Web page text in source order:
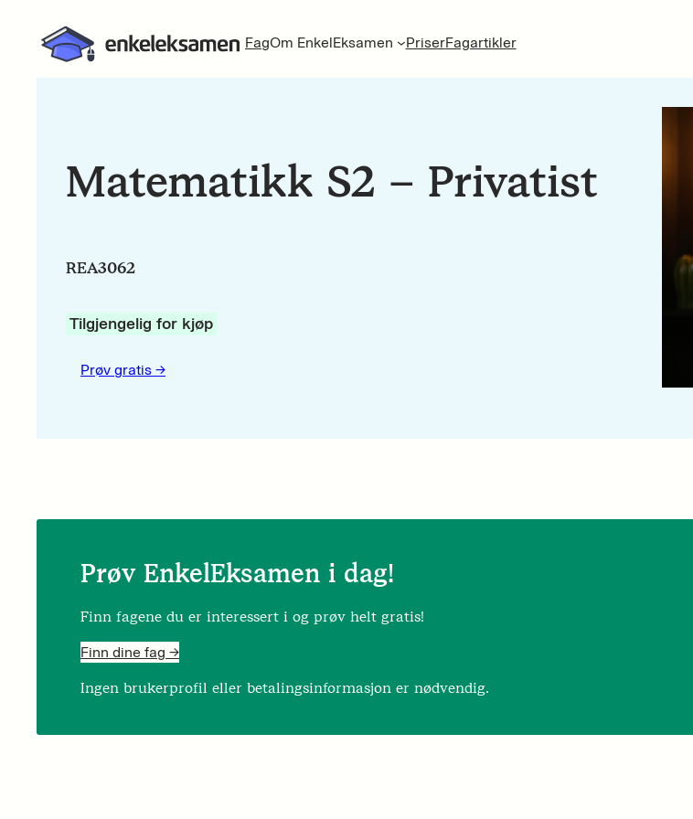
FagOm EnkelEksamen PriserFagartikler
Matematikk S2 – Privatist
REA3062
Tilgjengelig for kjøp
Prøv gratis ->
Prøv EnkelEksamen i dag!
Finn fagene du er interessert i og prøv helt gratis!
Finn dine fag ->
Ingen brukerprofil eller betalingsinformasjon er nødvendig.